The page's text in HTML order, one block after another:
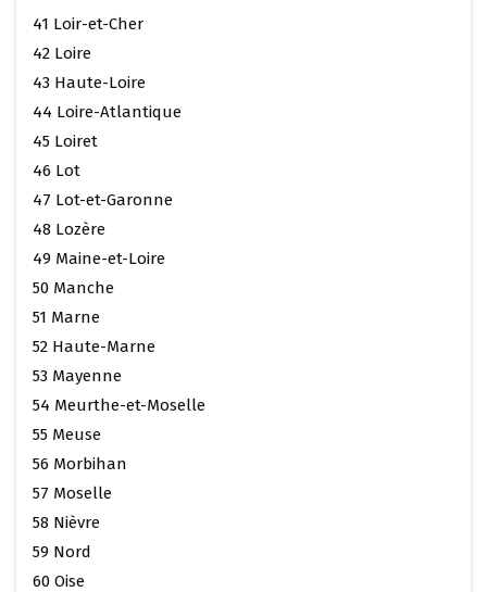
41 Loir-et-Cher
42 Loire
43 Haute-Loire
44 Loire-Atlantique
45 Loiret
46 Lot
47 Lot-et-Garonne
48 Lozère
49 Maine-et-Loire
50 Manche
51 Marne
52 Haute-Marne
53 Mayenne
54 Meurthe-et-Moselle
55 Meuse
56 Morbihan
57 Moselle
58 Nièvre
59 Nord
60 Oise